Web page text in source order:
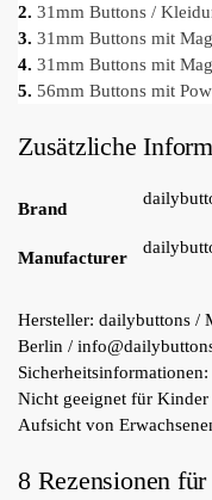
2. 31mm Buttons /
3. 31mm Buttons mit
4. 31mm Buttons mit
5. 56mm Buttons mit
Zusätzliche
Brand
Manufacturer
Hersteller: dailybuttons /
Berlin /
Sicherheitsinformationen:
Nicht geeignet für Kinder
Aufsicht von
8 Rezensionen für